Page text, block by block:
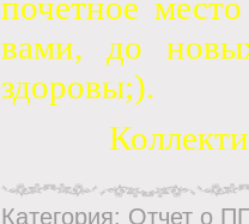
вами, до
здоровы;).
Категория: Отчет о